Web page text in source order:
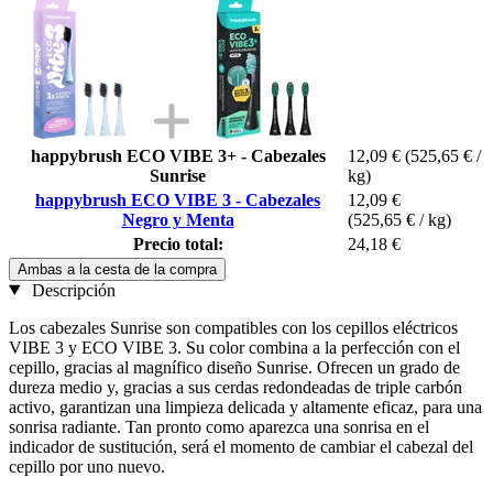
happybrush ECO VIBE 3+ - Cabezales
Sunrise
12,09 € (525,65 € /
kg)
happybrush ECO VIBE 3 - Cabezales
Negro y Menta
12,09 €
(525,65 € / kg)
Precio total:
24,18 €
Ambas a la cesta de la compra
Descripción
Los cabezales Sunrise son compatibles con los cepillos eléctricos
VIBE 3 y ECO VIBE 3. Su color combina a la perfección con el
cepillo, gracias al magnífico diseño Sunrise. Ofrecen un grado de
dureza medio y, gracias a sus cerdas redondeadas de triple carbón
activo, garantizan una limpieza delicada y altamente eficaz, para una
sonrisa radiante. Tan pronto como aparezca una sonrisa en el
indicador de sustitución, será el momento de cambiar el cabezal del
cepillo por uno nuevo.